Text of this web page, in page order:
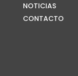
NOTICIAS
CONTACTO